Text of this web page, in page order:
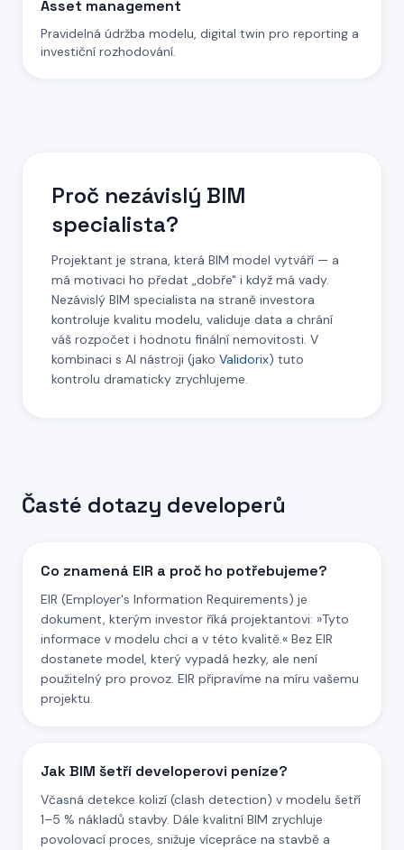
Asset management
Pravidelná údržba modelu, digital twin pro reporting a
investiční rozhodování.
Proč nezávislý BIM
specialista?
Projektant je strana, která BIM model vytváří — a
má motivaci ho předat „dobře" i když má vady.
Nezávislý BIM specialista na straně investora
kontroluje kvalitu modelu, validuje data a chrání
váš rozpočet i hodnotu finální nemovitosti. V
kombinaci s AI nástroji (jako Validorix) tuto
kontrolu dramaticky zrychlujeme.
Časté dotazy developerů
Co znamená EIR a proč ho potřebujeme?
EIR (Employer's Information Requirements) je
dokument, kterým investor říká projektantovi: »Tyto
informace v modelu chci a v této kvalitě.« Bez EIR
dostanete model, který vypadá hezky, ale není
použitelný pro provoz. EIR připravíme na míru vašemu
projektu.
Jak BIM šetří developerovi peníze?
Včasná detekce kolizí (clash detection) v modelu šetří
1–5 % nákladů stavby. Dále kvalitní BIM zrychluje
povolovací proces, snižuje vícepráce na stavbě a